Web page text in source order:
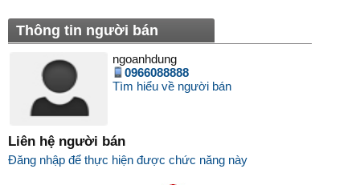
Thông tin người bán
ngoanhdung
0966088888
Tìm hiểu về người bán
Liên hệ người bán
Đăng nhập để thực hiện được chức năng này